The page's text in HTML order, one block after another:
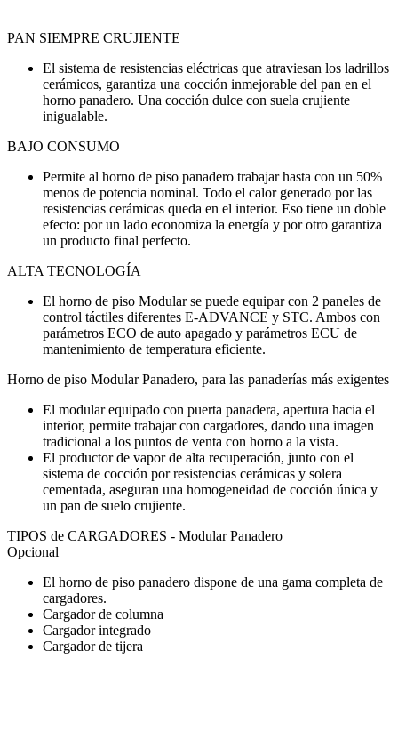
PAN SIEMPRE CRUJIENTE
El sistema de resistencias eléctricas que atraviesan los ladrillos
cerámicos, garantiza una cocción inmejorable del pan en el
horno panadero. Una cocción dulce con suela crujiente
inigualable.
BAJO CONSUMO
Permite al horno de piso panadero trabajar hasta con un 50%
menos de potencia nominal. Todo el calor generado por las
resistencias cerámicas queda en el interior. Eso tiene un doble
efecto: por un lado economiza la energía y por otro garantiza
un producto final perfecto.
ALTA TECNOLOGÍA
El horno de piso Modular se puede equipar con 2 paneles de
control táctiles diferentes E-ADVANCE y STC. Ambos con
parámetros ECO de auto apagado y parámetros ECU de
mantenimiento de temperatura eficiente.
Horno de piso Modular Panadero, para las panaderías más exigentes
El modular equipado con puerta panadera, apertura hacia el
interior, permite trabajar con cargadores, dando una imagen
tradicional a los puntos de venta con horno a la vista.
El productor de vapor de alta recuperación, junto con el
sistema de cocción por resistencias cerámicas y solera
cementada, aseguran una homogeneidad de cocción única y
un pan de suelo crujiente.
TIPOS de CARGADORES - Modular Panadero
Opcional
El horno de piso panadero dispone de una gama completa de
cargadores.
Cargador de columna
Cargador integrado
Cargador de tijera